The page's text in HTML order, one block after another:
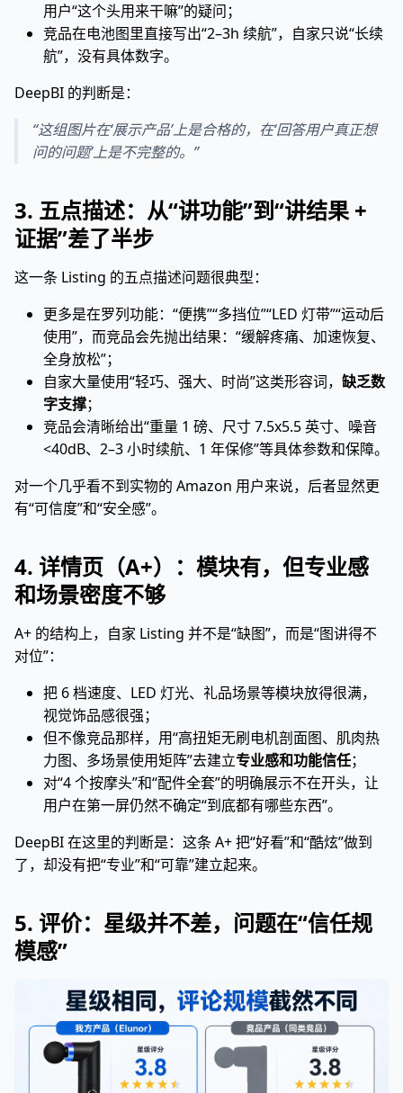
用户“这个头用来干嘛”的疑问；
竞品在电池图里直接写出“2–3h 续航”，自家只说“长续
航”，没有具体数字。
DeepBI 的判断是：
“这组图片在‘展示产品’上是合格的，在‘回答用户真正想
问的问题’上是不完整的。”
3. 五点描述：从“讲功能”到“讲结果 +
证据”差了半步
这一条 Listing 的五点描述问题很典型：
更多是在罗列功能：“便携”“多挡位”“LED 灯带”“运动后
使用”，而竞品会先抛出结果：“缓解疼痛、加速恢复、
全身放松”；
自家大量使用“轻巧、强大、时尚”这类形容词， 缺乏数
字支撑；
竞品会清晰给出“重量 1 磅、尺寸 7.5x5.5 英寸、噪音
<40dB、2–3 小时续航、1 年保修”等具体参数和保障。
对一个几乎看不到实物的 Amazon 用户来说，后者显然更
有“可信度”和“安全感”。
4. 详情页（A+）：模块有，但专业感
和场景密度不够
A+ 的结构上，自家 Listing 并不是“缺图”，而是“图讲得不
对位”：
把 6 档速度、LED 灯光、礼品场景等模块放得很满，
视觉饰品感很强；
但不像竞品那样，用“高扭矩无刷电机剖面图、肌肉热
力图、多场景使用矩阵”去建立专业感和功能信任；
对“4 个按摩头”和“配件全套”的明确展示不在开头，让
用户在第一屏仍然不确定“到底都有哪些东西”。
DeepBI 在这里的判断是：这条 A+ 把“好看”和“酷炫”做到
了，却没有把“专业”和“可靠”建立起来。
5. 评价：星级并不差，问题在“信任规
模感”